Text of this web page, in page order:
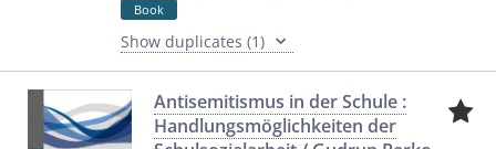
Book
Show duplicates (1)
Antisemitismus in der Schule :
Handlungsmöglichkeiten der